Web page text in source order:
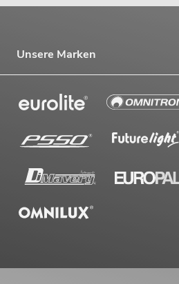
Unsere Marken